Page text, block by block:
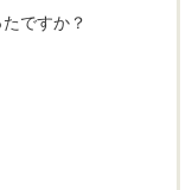
ですか？